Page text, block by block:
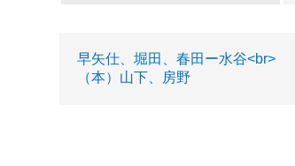
早矢仕、堀田、春田ー水谷<br>
（本）山下、房野